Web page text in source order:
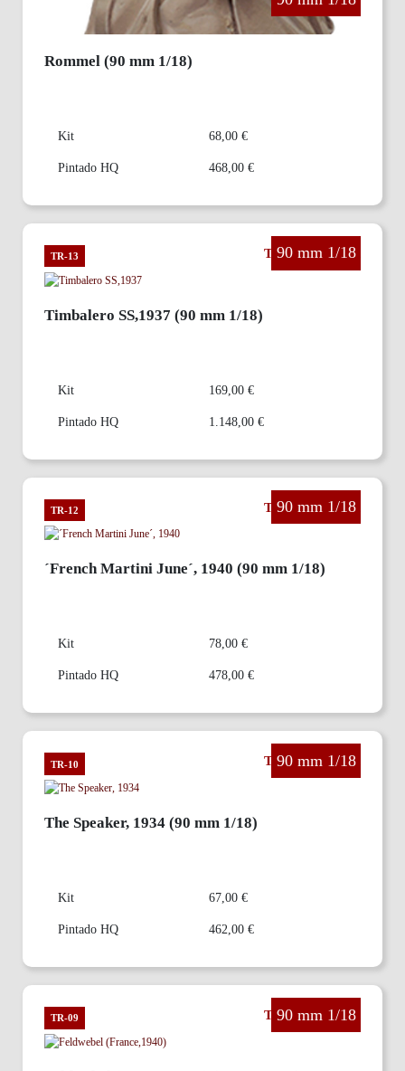
Rommel (90 mm 1/18)
Kit 68,00 €
Pintado HQ 468,00 €
TR-13 The Third Reich
90 mm 1/18
Timbalero SS,1937 (90 mm 1/18)
Kit 169,00 €
Pintado HQ 1.148,00 €
TR-12 The Third Reich
90 mm 1/18
´French Martini June´, 1940 (90 mm 1/18)
Kit 78,00 €
Pintado HQ 478,00 €
TR-10 The Third Reich
90 mm 1/18
The Speaker, 1934 (90 mm 1/18)
Kit 67,00 €
Pintado HQ 462,00 €
TR-09 The Third Reich
90 mm 1/18